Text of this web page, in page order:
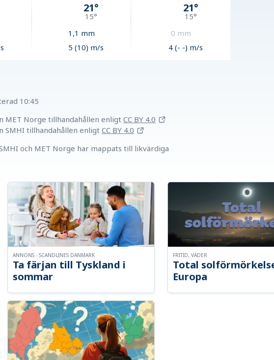
21°
15°
1,1 mm
5 (10) m/s
21°
15°
0 mm
4 (- -) m/s
10:45
MET Norge tillhandahållen enligt CC BY 4.0
SMHI tillhandahållen enligt CC BY 4.0
och MET Norge har mappats till likvärdiga
Ta färjan till Tyskland i
sommar
ANNONS - SCANDLINES DANMARK
Total
Europa
FRITID, VÄDER